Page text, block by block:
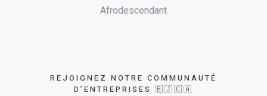
Afrodescendant
REJOIGNEZ NOTRE COMMUNAUTÉ
D’ENTREPRISES 🇧🇯🇨🇦